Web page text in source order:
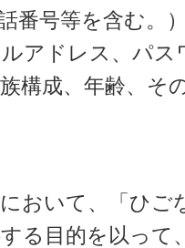
番号等を含む。
アドレス、パ
構成、年齢、そ
おいて、「ひ
る目的を以って